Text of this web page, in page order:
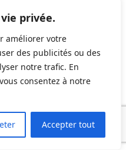
privée.
améliorer votre
des publicités ou des
notre trafic. En
consentez à notre
Accepter tout
droit immobilier et
juridiques des biens et
de description et de
concernés
ou documents utiles
ou autorisations